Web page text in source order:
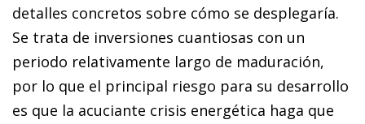
detalles concretos sobre cómo se desplegaría.
Se trata de inversiones cuantiosas con un
periodo relativamente largo de maduración,
por lo que el principal riesgo para su desarrollo
es que la acuciante crisis energética haga que